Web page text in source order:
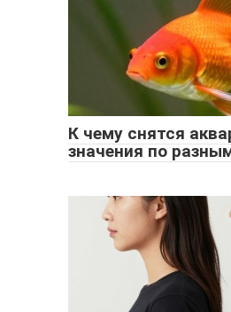
К чему снятся
значения по